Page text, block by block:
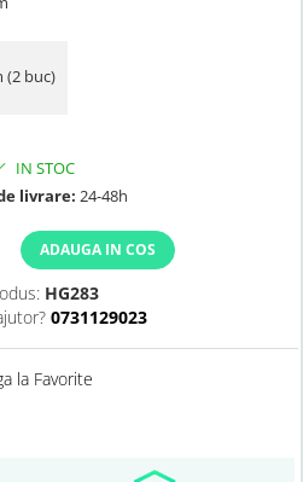
(2 buc)
IN STOC
livrare: 24-48h
ADAUGA IN COS
HG283
0731129023
la Favorite